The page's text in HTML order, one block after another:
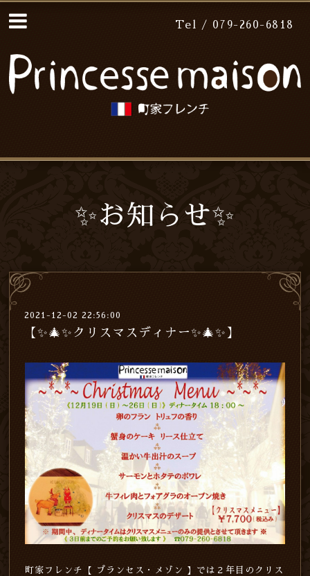
Tel / 079-260-6818
✨お知らせ✨
2021-12-02 22:56:00
【✨🎄✨クリスマスディナー✨🎄✨】
町家フレンチ【 プランセス・メゾン 】では２年目のクリス